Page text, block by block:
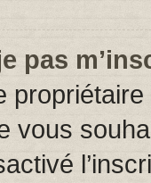
pas
vous